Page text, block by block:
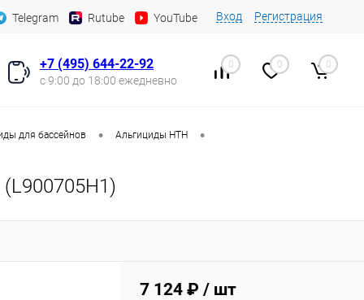
Telegram Rutube YouTube Вход Регистрация
+7 (495) 644-22-92
с 9:00 до 18:00 ежедневно
0 0 0
для бассейнов • Альгициды HTH •
7 124 ₽ / шт